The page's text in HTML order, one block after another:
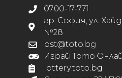
0700-17-771
гр. София, ул.
№28
bst@toto.bg
Играй Тото
lottery.toto.bg